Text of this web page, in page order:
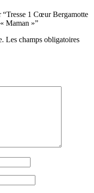
“Tresse 1 Cœur Bergamotte
Maman »”
Les champs obligatoires